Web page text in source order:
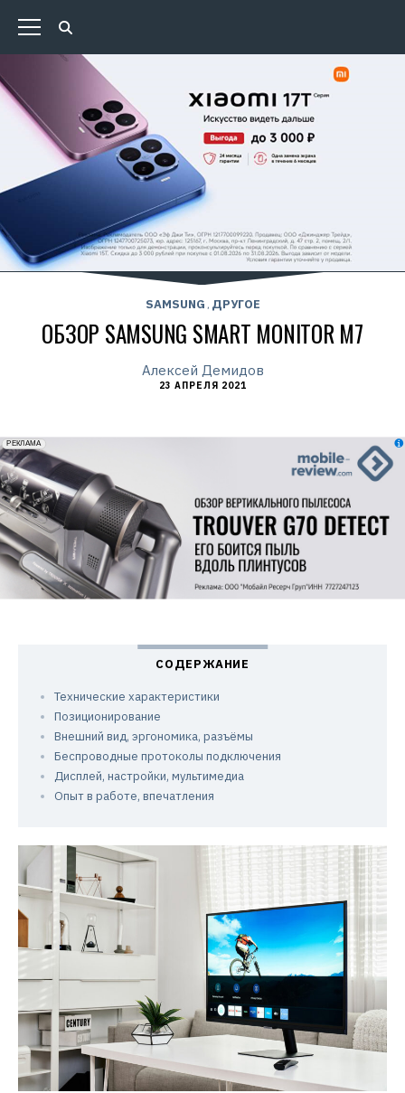
SAMSUNG , ДРУГОЕ
ОБЗОР SAMSUNG SMART MONITOR M7
Алексей Демидов
23 АПРЕЛЯ 2021
erid: 2VfnxxmNzs5
РЕКЛАМА
Технические характеристики
Позиционирование
Внешний вид, эргономика, разъёмы
Беспроводные протоколы подключения
Дисплей, настройки, мультимедиа
Опыт в работе, впечатления